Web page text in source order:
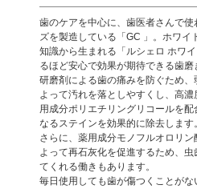
歯のケアを中心に、歯医者さんで使
ズを製造している「GC 」。ホワイ
知識から生まれる「ルシェロ ホワ
るほど安心で効果が期待できる歯磨
研磨剤による歯の痛みを防ぐため
よって汚れを落としやすくし、高
用成分ポリエチリングリコールを配
なるステインを効果的に除去します。
さらに、薬用成分モノフルオロリ
よって再石灰化を促進するため、
てくれる働きもあります。
毎日使用しても歯が傷つくことが